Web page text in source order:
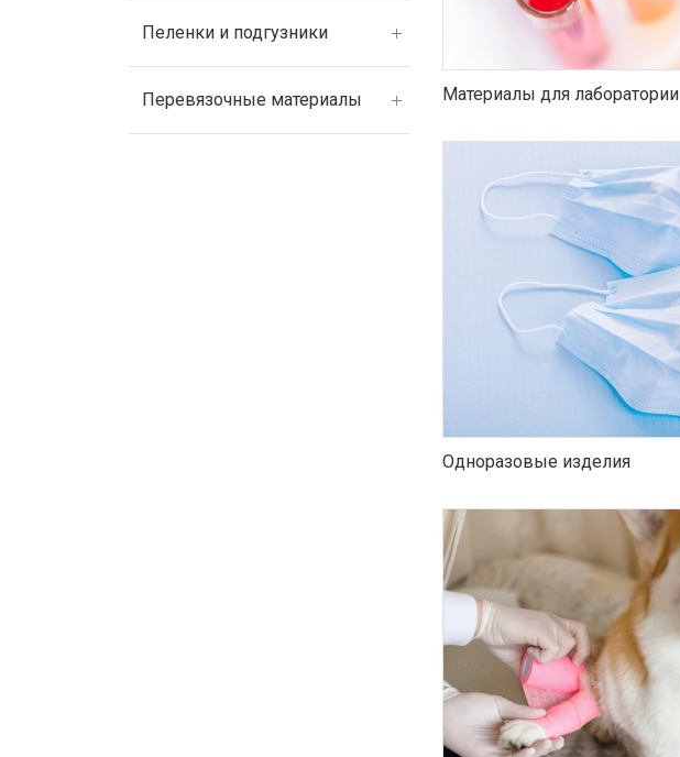
Пеленки и подгузники
Перевязочные материалы Материалы для лаборатории
Одноразовые изделия